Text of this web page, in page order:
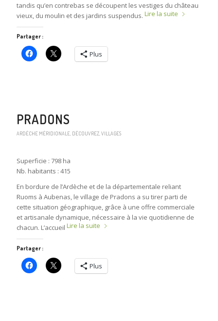
tandis qu’en contrebas se découpent les vestiges du château
vieux, du moulin et des jardins suspendus. Lire la suite
Partager :
Plus
PRADONS
ARDÈCHE MÉRIDIONALE, DÉCOUVREZ, VILLAGES
Superficie : 798 ha
Nb. habitants : 415
En bordure de l’Ardèche et de la départementale reliant
Ruoms à Aubenas, le village de Pradons a su tirer parti de
cette situation géographique, grâce à une offre commerciale
et artisanale dynamique, nécessaire à la vie quotidienne de
chacun. L’accueil Lire la suite
Partager :
Plus